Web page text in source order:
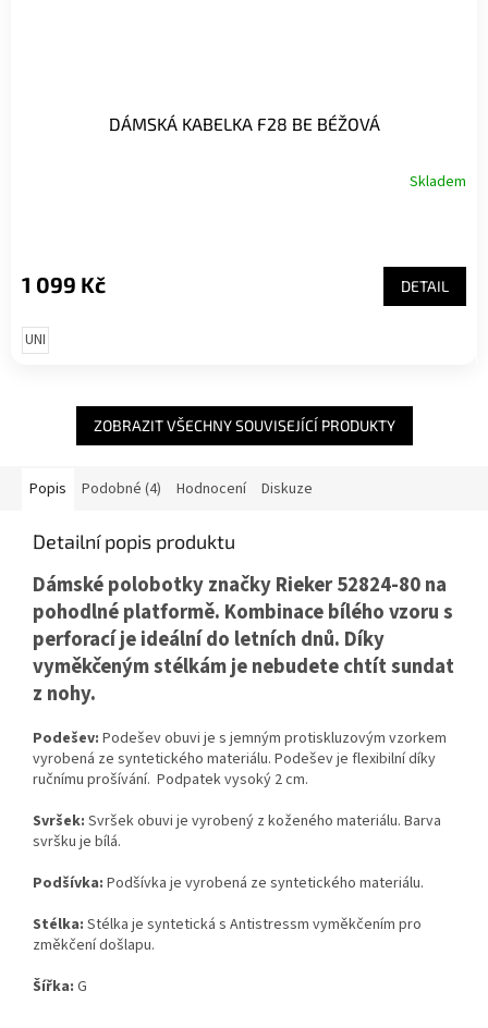
DÁMSKÁ KABELKA F28 BE BÉŽOVÁ
Skladem
1 099 Kč DETAIL
UNI
ZOBRAZIT VŠECHNY SOUVISEJÍCÍ PRODUKTY
Popis Podobné (4) Hodnocení Diskuze
Detailní popis produktu
Dámské polobotky značky Rieker 52824-80 na
pohodlné platformě. Kombinace bílého vzoru s
perforací je ideální do letních dnů. Díky
vyměkčeným stélkám je nebudete chtít sundat
z nohy.
Podešev: Podešev obuvi je s jemným protiskluzovým vzorkem
vyrobená ze syntetického materiálu. Podešev je flexibilní díky
ručnímu prošívání. Podpatek vysoký 2 cm.
Svršek: Svršek obuvi je vyrobený z koženého materiálu. Barva
svršku je bílá.
Podšívka: Podšívka je vyrobená ze syntetického materiálu.
Stélka: Stélka je syntetická s Antistressm vyměkčením pro
změkčení došlapu.
Šířka: G